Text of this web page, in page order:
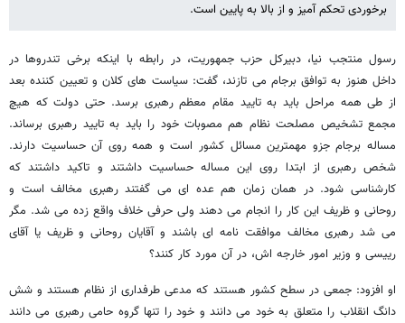
برخوردی تحکم آمیز و از بالا به پایین است.
رسول منتجب نیا، دبیرکل حزب جمهوریت، در رابطه با اینکه برخی تندروها در
داخل هنوز به توافق برجام می تازند، گفت: سیاست های کلان و تعیین کننده بعد
از طی همه مراحل باید به تایید مقام معظم رهبری برسد. حتی دولت که هیچ
مجمع تشخیص مصلحت نظام هم مصوبات خود را باید به تایید رهبری برساند.
مساله برجام جزو مهمترین مسائل کشور است و همه روی آن حساسیت دارند.
شخص رهبری از ابتدا روی این مساله حساسیت داشتند و تاکید داشتند که
کارشناسی شود. در همان زمان هم عده ای می گفتند رهبری مخالف است و
روحانی و ظریف این کار را انجام می دهند ولی حرفی خلاف واقع زده می شد. مگر
می شد رهبری مخالف موافقت نامه ای باشند و آقایان روحانی و ظریف یا آقای
رییسی و وزیر امور خارجه اش، در آن مورد کار کنند؟
او افزود: جمعی در سطح کشور هستند که مدعی طرفداری از نظام هستند و شش
دانگ انقلاب را متعلق به خود می دانند و خود را تنها گروه حامی رهبری می دانند